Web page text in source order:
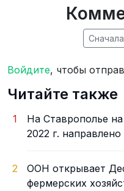
Войдите, чтобы
Читайте также
1
На Ставрополье
2022 г.
2
ООН открывает
фермерских